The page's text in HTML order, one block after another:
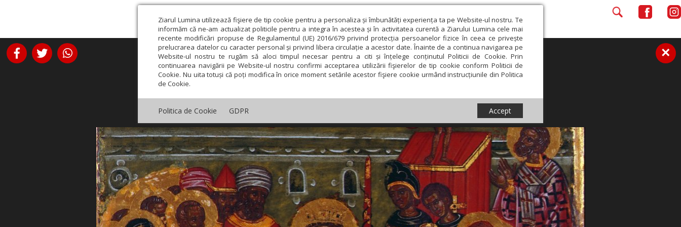
Ziarul Lumina utilizează fişiere de tip cookie pentru a personaliza și îmbunătăți experiența ta pe Website-ul nostru. Te
informăm că ne-am actualizat politicile pentru a integra în acestea și în activitatea curentă a Ziarului Lumina cele mai
recente modificări propuse de Regulamentul (UE) 2016/679 privind protecția persoanelor fizice în ceea ce privește
prelucrarea datelor cu caracter personal și privind libera circulație a acestor date. Înainte de a continua navigarea pe
Website-ul nostru te rugăm să aloci timpul necesar pentru a citi și înțelege conținutul Politicii de Cookie. Prin
continuarea navigării pe Website-ul nostru confirmi acceptarea utilizării fişierelor de tip cookie conform Politicii de
Cookie. Nu uita totuși că poți modifica în orice moment setările acestor fişiere cookie urmând instrucțiunile din Politica
de Cookie.
Politica de Cookie GDPR Accept
×